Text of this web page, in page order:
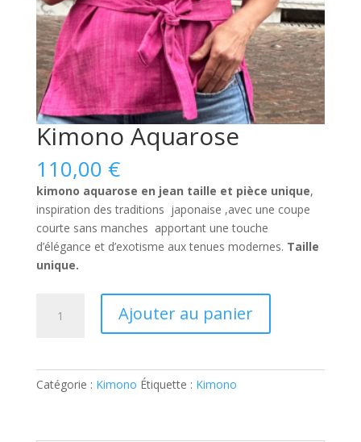
Kimono Aquarose
110,00 €
kimono aquarose en jean taille et pièce unique,
inspiration des traditions japonaise ,avec une coupe
courte sans manches apportant une touche
d’élégance et d’exotisme aux tenues modernes. Taille
unique.
Ajouter au panier
Catégorie : Kimono Étiquette : Kimono